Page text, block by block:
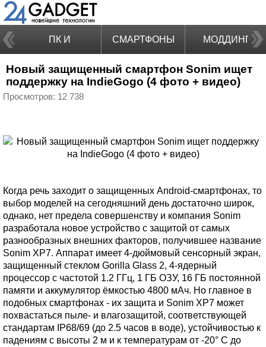
ПК И
НОУТБУКИ
СМАРТФОНЫ МОДДИНГ
Новый защищенный смартфон Sonim ищет
поддержку на IndieGogo (4 фото + видео)
Просмотров: 12 738
Когда речь заходит о защищенных Android-смартфонах, то
выбор моделей на сегодняшний день достаточно широк,
однако, нет предела совершенству и компания Sonim
разработала новое устройство с защитой от самых
разнообразных внешних факторов, получившее название
Sonim XP7. Аппарат имеет 4-дюймовый сенсорный экран,
защищенный стеклом Gorilla Glass 2, 4-ядерный
процессор с частотой 1.2 ГГц, 1 ГБ ОЗУ, 16 ГБ постоянной
памяти и аккумулятор ёмкостью 4800 мАч. Но главное в
подобных смартфонах - их защита и Sonim XP7 может
похвастаться пыле- и влагозащитой, соответствующей
стандартам IP68/69 (до 2.5 часов в воде), устойчивостью к
падениям с высоты 2 м и к температурам от -20° C до